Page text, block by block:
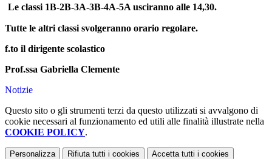
Le classi 1B-2B-3A-3B-4A-5A usciranno alle 14,30.
Tutte le altri classi svolgeranno orario regolare.
f.to il dirigente scolastico
Prof.ssa Gabriella Clemente
Notizie
Questo sito o gli strumenti terzi da questo utilizzati si avvalgono di
cookie necessari al funzionamento ed utili alle finalità illustrate nella
COOKIE POLICY.
Personalizza Rifiuta tutti i cookies Accetta tutti i cookies